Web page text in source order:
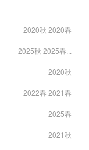
2020秋 2020春
2025秋 2025春...
2020秋
2022春 2021春
2025春
2021秋